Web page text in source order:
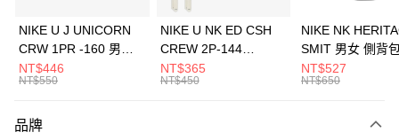
元大商業銀行
台灣樂天信用卡公司
全盈+PAY
AFTEE先享後付
【關於「AFTEE先享後付」】
NIKE U J UNICORN
CRW 1PR -160 男女
中統襪 FZ3393100
NT$446
NT$550
NIKE U NK ED CSH
CREW 2P-144
EMBRDY 男女 短統襪
FZ3073133
NT$365
NT$450
NIKE NK
SMIT 男女 側背
BA5871010
NT$527
NT$650
品牌